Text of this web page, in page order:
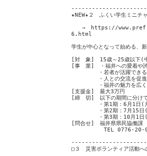
★NEW★２ ふくい学生ミニチ
⇒ https://
6.html
学生が中心となって始める、
[対 象] 15歳～25歳以下(中
[事 業] ・福井への愛着や誇
・若者が活躍できる
・人との交流を促進
・福井の魅力を広く発
[支援金] 最大3万円
[締 切] 以下の期間に分け
・第1期：6月1日(月)
・第2期：7月15日(
・第3期：10月1日(
[問合せ] 福井県県民協働課
TEL 0776-20-
□３ 災害ボランティア活動へ